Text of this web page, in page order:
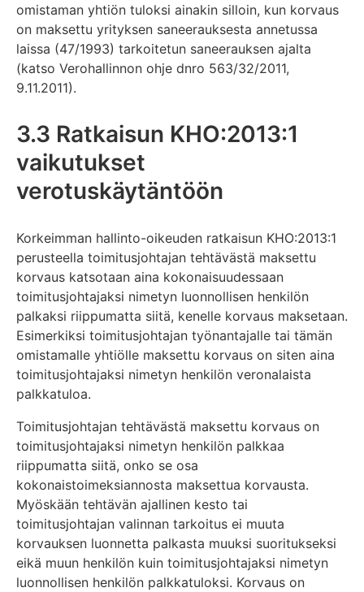
omistaman yhtiön tuloksi ainakin silloin, kun korvaus
on maksettu yrityksen saneerauksesta annetussa
laissa (47/1993) tarkoitetun saneerauksen ajalta
(katso Verohallinnon ohje dnro 563/32/2011,
9.11.2011).
3.3 Ratkaisun KHO:2013:1
vaikutukset
verotuskäytäntöön
Korkeimman hallinto-oikeuden ratkaisun KHO:2013:1
perusteella toimitusjohtajan tehtävästä maksettu
korvaus katsotaan aina kokonaisuudessaan
toimitusjohtajaksi nimetyn luonnollisen henkilön
palkaksi riippumatta siitä, kenelle korvaus maksetaan.
Esimerkiksi toimitusjohtajan työnantajalle tai tämän
omistamalle yhtiölle maksettu korvaus on siten aina
toimitusjohtajaksi nimetyn henkilön veronalaista
palkkatuloa.
Toimitusjohtajan tehtävästä maksettu korvaus on
toimitusjohtajaksi nimetyn henkilön palkkaa
riippumatta siitä, onko se osa
kokonaistoimeksiannosta maksettua korvausta.
Myöskään tehtävän ajallinen kesto tai
toimitusjohtajan valinnan tarkoitus ei muuta
korvauksen luonnetta palkasta muuksi suoritukseksi
eikä muun henkilön kuin toimitusjohtajaksi nimetyn
luonnollisen henkilön palkkatuloksi. Korvaus on